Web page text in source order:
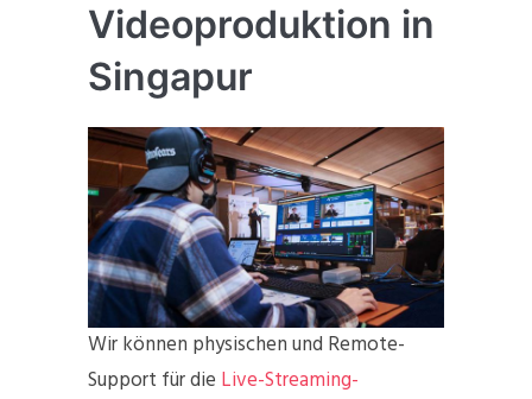
Videoproduktion in
Singapur
Wir können physischen und Remote-
Support für die Live-Streaming-